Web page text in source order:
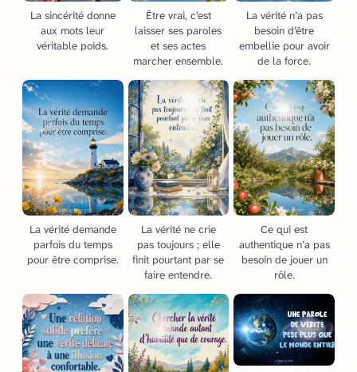
La sincérité donne
aux mots leur
véritable poids.
Être vrai, c’est
laisser ses paroles
et ses actes
marcher ensemble.
La vérité n’a pas
besoin d’être
embellie pour avoir
de la force.
La vérité demande
parfois du temps
pour être comprise.
La vérité ne crie
pas toujours ; elle
finit pourtant par se
faire entendre.
Ce qui est
authentique n’a pas
besoin de jouer un
rôle.